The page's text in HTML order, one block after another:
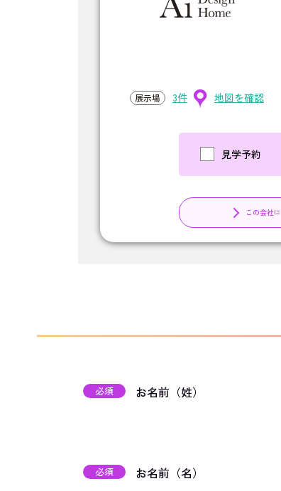
展示場 3件 地図を確認
見学予約
この会社
必須 お名前（姓）
必須 お名前（名）